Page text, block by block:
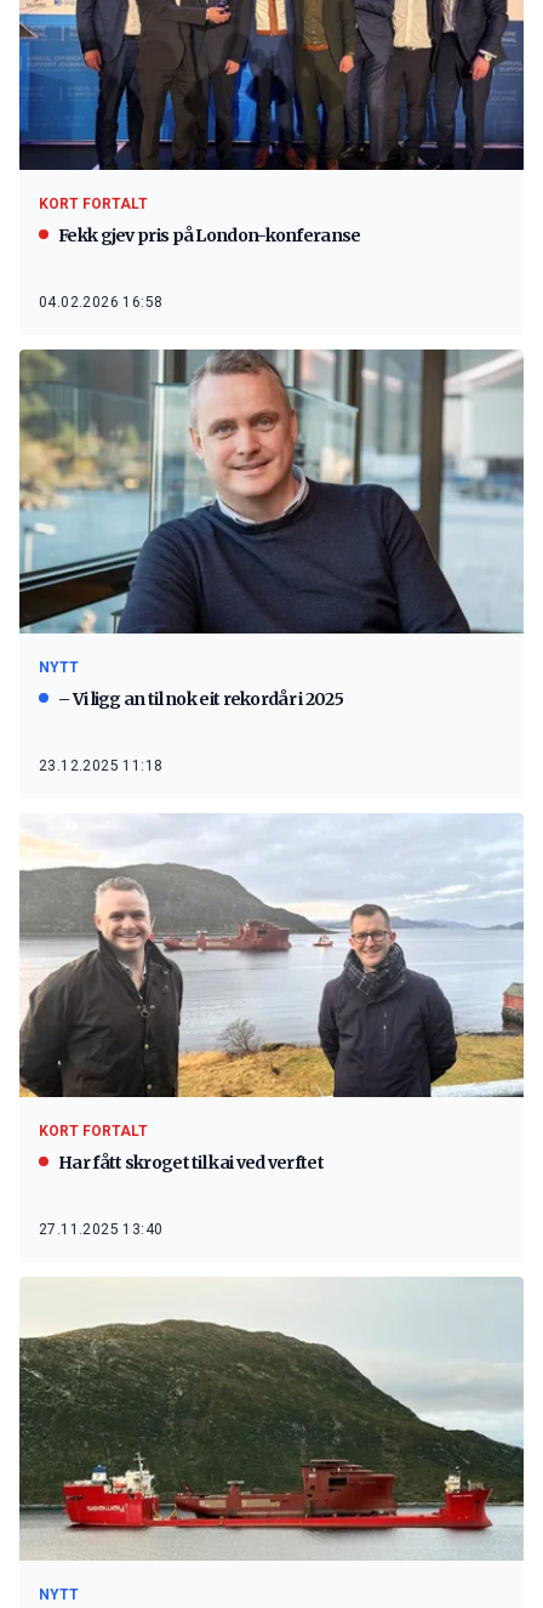
KORT FORTALT
Fekk gjev pris på London-konferanse
04.02.2026 16:58
NYTT
– Vi ligg an til nok eit rekordår i 2025
23.12.2025 11:18
KORT FORTALT
Har fått skroget til kai ved verftet
27.11.2025 13:40
NYTT